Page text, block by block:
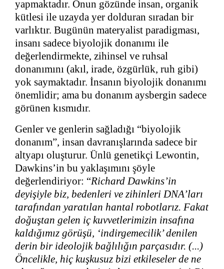
yapmaktadır. Onun gözünde insan, organik
kütlesi ile uzayda yer dolduran sıradan bir
varlıktır. Bugünün materyalist paradigması,
insanı sadece biyolojik donanımı ile
değerlendirmekte, zihinsel ve ruhsal
donanımını (akıl, irade, özgürlük, ruh gibi)
yok saymaktadır. İnsanın biyolojik donanımı
önemlidir; ama bu donanım aysbergin sadece
görünen kısmıdır.
Genler ve genlerin sağladığı “biyolojik
donanım”, insan davranışlarında sadece bir
altyapı oluşturur. Ünlü genetikçi Lewontin,
Dawkins’in bu yaklaşımını şöyle
değerlendiriyor: “Richard Dawkins’in
deyişiyle biz, bedenleri ve zihinleri DNA’ları
tarafından yaratılan hantal robotlarız. Fakat
doğuştan gelen iç kuvvetlerimizin insafına
kaldığımız görüşü, ‘indirgemecilik’ denilen
derin bir ideolojik bağlılığın parçasıdır. (...)
Öncelikle, hiç kuşkusuz bizi etkileseler de ne